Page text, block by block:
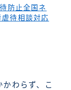
防止全国ネ
待相談対応
わらず、こ